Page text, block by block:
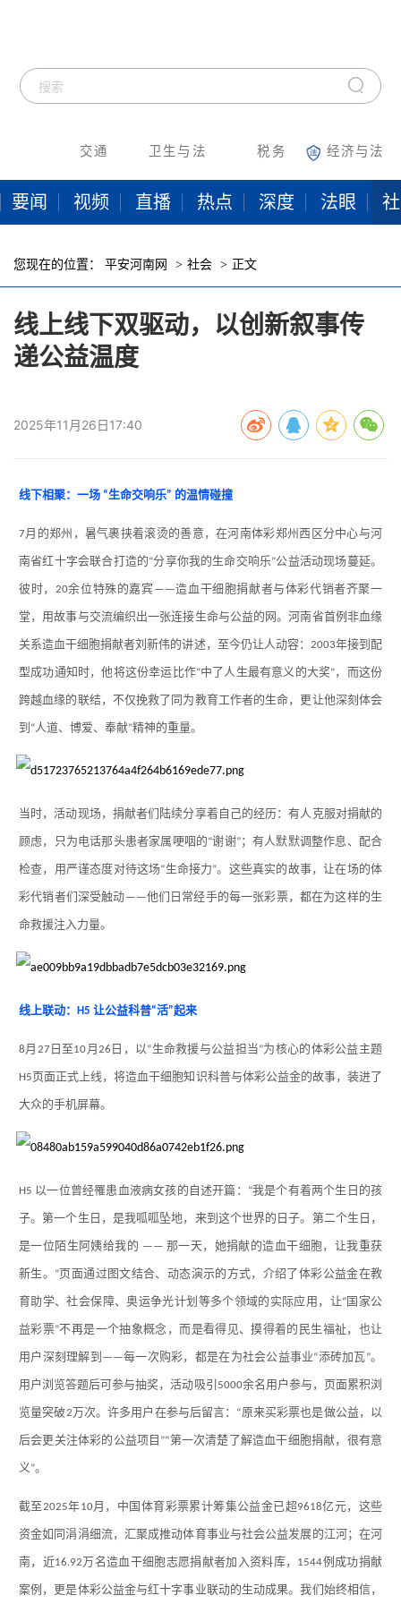
交通 卫生与法 税务 经济与法
要闻 视频 直播 热点 深度 法眼
您现在的位置： 平安河南网 社会 正文
线上线下双驱动，以创新叙事传
递公益温度
2025年11月26日17:40
线下相聚：一场 “生命交响乐” 的温情碰撞
7月的郑州，暑气裹挟着滚烫的善意，在河南体彩郑州西区分中心与河
南省红十字会联合打造的“分享你我的生命交响乐”公益活动现场蔓延。
彼时， 20余位特殊的嘉宾——造血干细胞捐献者与体彩代销者齐聚一
堂，用故事与交流编织出一张连接生命与公益的网。河南省首例非血缘
关系造血干细胞捐献者刘新伟的讲述，至今仍让人动容： 2003年接到配
型成功通知时，他将这份幸运比作“中了人生最有意义的大奖”，而这份
跨越血缘的联结，不仅挽救了同为教育工作者的生命，更让他深刻体会
到 “人道、博爱、奉献”精神的重量。
当时，活动现场，捐献者们陆续分享着自己的经历：有人克服对捐献的
顾虑，只为电话那头患者家属哽咽的“谢谢”；有人默默调整作息、配合
检查，用严谨态度对待这场“生命接力”。这些真实的故事，让在场的体
彩代销者们深受触动——他们日常经手的每一张彩票，都在为这样的生
命救援注入力量。
线上联动： H5 让公益科普“活”起来
8月 27日至10月26 日，以“生命救援与公益担当”为核心的体彩公益主题
H5页面正式上线，将造血干细胞知识科普与体彩公益金的故事，装进了
大众的手机屏幕。
H5 以一位曾经罹患血液病女孩的自述开篇： “我是个有着两个生日的孩
子。第一个生日，是我呱呱坠地，来到这个世界的日子。第二个生日，
是一位陌生阿姨给我的 —— 那一天，她捐献的造血干细胞，让我重获
新生。 ”页面通过图文结合、动态演示的方式，介绍了体彩公益金在教
育助学、社会保障、奥运争光计划等多个领域的实际应用，让“国家公
益彩票”不再是一个抽象概念，而是看得见、摸得着的民生福祉，也让
用户深刻理解到 ——每一次购彩，都是在为社会公益事业“添砖加瓦”。
用户浏览答题后可参与抽奖，活动吸引 5000余名用户参与，页面累积浏
览量突破2万次。许多用户在参与后留言： “原来买彩票也是做公益，以
后会更关注体彩的公益项目 ”“第一次清楚了解造血干细胞捐献，很有意
义”。
截至2025年10月，中国体育彩票累计筹集公益金已超9618亿元，这些
资金如同涓涓细流，汇聚成推动体育事业与社会公益发展的江河；在河
南，近16.92万名造血干细胞志愿捐献者加入资料库， 1544例成功捐献
案例，更是体彩公益金与红十字事业联动的生动成果。我们始终相信，